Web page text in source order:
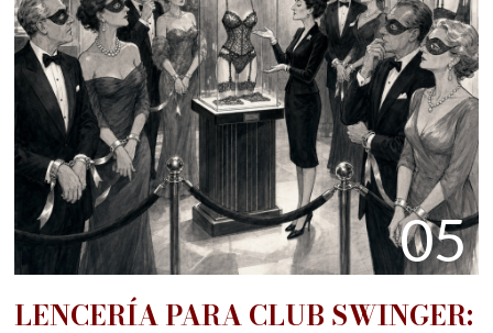
05
LENCERÍA PARA CLUB SWINGER: